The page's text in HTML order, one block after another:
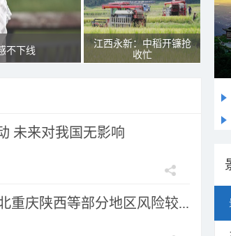
不下线
江西永新：中稻开镰抢
收忙
未来对我国无影响
重庆陕西等部分地区风险较...